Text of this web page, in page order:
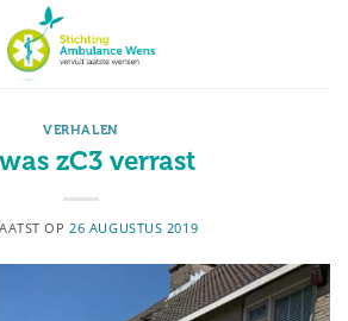
VERHALEN
zC3 verrast
OP 26 AUGUSTUS 2019